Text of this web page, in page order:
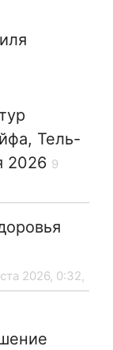
Тель-
2026 9
2026, 0:32,